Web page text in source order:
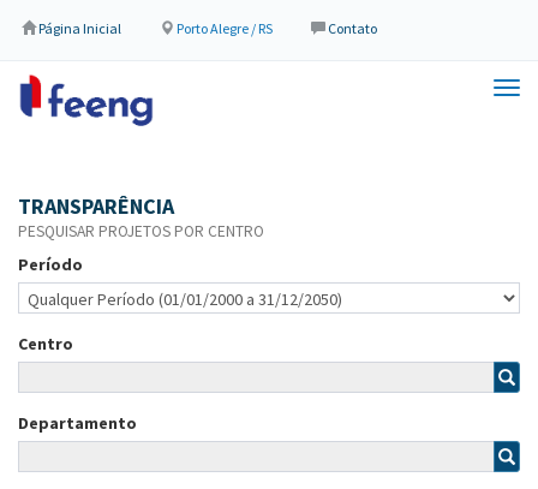
Página Inicial Porto Alegre / RS Contato
TRANSPARÊNCIA
PESQUISAR PROJETOS POR CENTRO
Período
Centro
Departamento